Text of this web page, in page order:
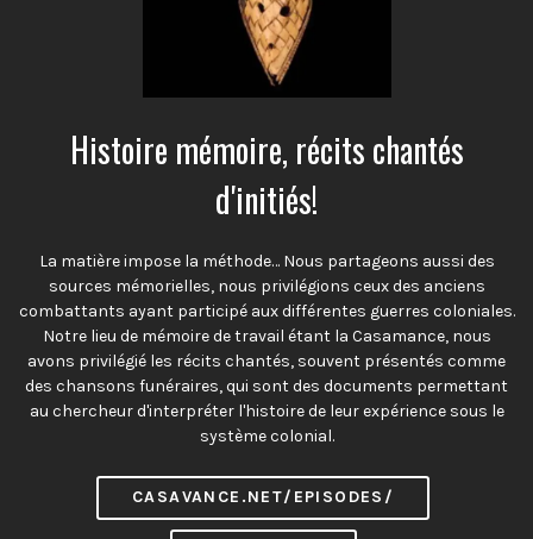
Histoire mémoire, récits chantés
d'initiés!
La matière impose la méthode… Nous partageons aussi des
sources mémorielles, nous privilégions ceux des anciens
combattants ayant participé aux différentes guerres coloniales.
Notre lieu de mémoire de travail étant la Casamance, nous
avons privilégié les récits chantés, souvent présentés comme
des chansons funéraires, qui sont des documents permettant
au chercheur d'interpréter l'histoire de leur expérience sous le
système colonial.
CASAVANCE.NET/EPISODES/